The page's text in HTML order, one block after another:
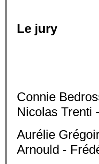
Le jury
Connie
Nicolas Trenti
Aurélie
Arnould -